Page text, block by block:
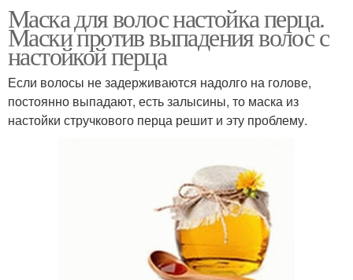
Маска для волос настойка перца.
Маски против выпадения волос с
настойкой перца
Если волосы не задерживаются надолго на голове,
постоянно выпадают, есть залысины, то маска из
настойки стручкового перца решит и эту проблему.